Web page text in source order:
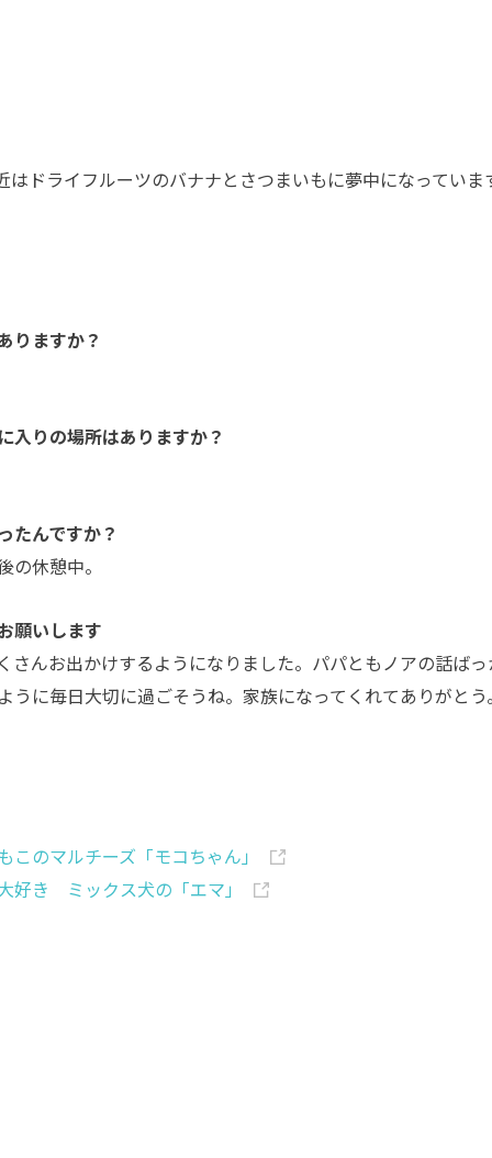
はドライフルーツのバナナとさつまいもに夢中になっていま
りますか？
りの場所はありますか？
たんですか？
休憩中。
願いします
さんお出かけするようになりました。パパともノアの話ば
うに毎日大切に過ごそうね。家族になってくれてありがとう
のマルチーズ「モコちゃん」
好き ミックス犬の「エマ」